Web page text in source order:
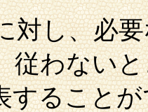
し、必要
従わない
すること